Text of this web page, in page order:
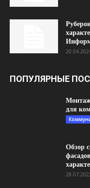
ПОПУЛЯРНЫЕ
Монтаж
для
Обзор